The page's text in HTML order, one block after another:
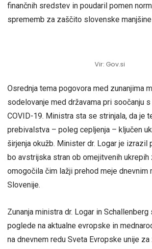
finančnih sredstev in poudaril pomen
sprememb za zaščito slovenske
Vir: Gov.si
Osrednja tema pogovora med zunanjima
sodelovanje med državama pri soočanju
COVID-19. Ministra sta se strinjala, da je
prebivalstva – poleg cepljenja – ključen
širjenja okužb. Minister dr. Logar je izrazil
bo avstrijska stran ob omejitvenih
omogočila čim lažji prehod meje dnevnim
Slovenije.
Zunanja ministra dr. Logar in
poglede na aktualne evropske in
na dnevnem redu Sveta Evropske unije